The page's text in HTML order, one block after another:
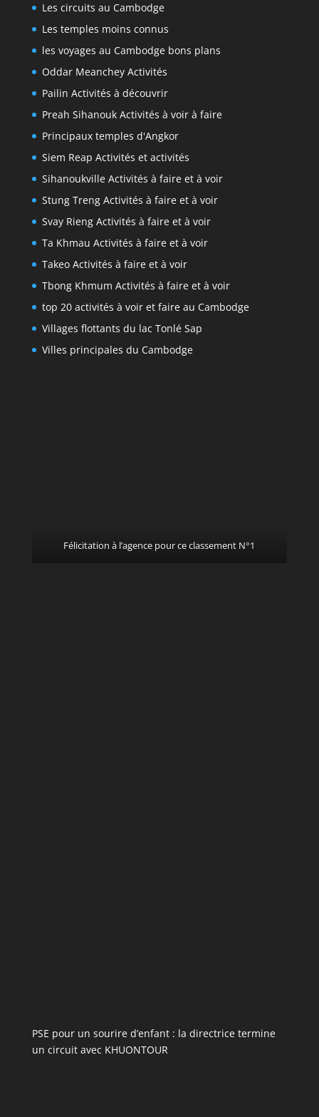
Les circuits au Cambodge
Les temples moins connus
les voyages au Cambodge bons plans
Oddar Meanchey Activités
Pailin Activités à découvrir
Preah Sihanouk Activités à voir à faire
Principaux temples d'Angkor
Siem Reap Activités et activités
Sihanoukville Activités à faire et à voir
Stung Treng Activités à faire et à voir
Svay Rieng Activités à faire et à voir
Ta Khmau Activités à faire et à voir
Takeo Activités à faire et à voir
Tbong Khmum Activités à faire et à voir
top 20 activités à voir et faire au Cambodge
Villages flottants du lac Tonlé Sap
Villes principales du Cambodge
Félicitation à l’agence pour ce classement N°1
PSE pour un sourire d’enfant : la directrice termine
un circuit avec KHUONTOUR